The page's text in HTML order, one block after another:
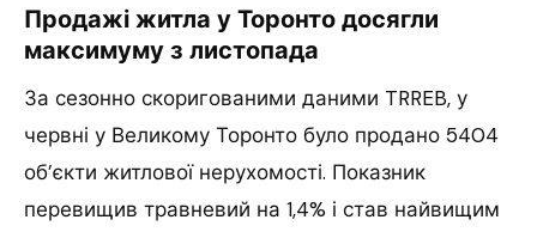
Продажі житла у Торонто досягли
максимуму з листопада
За сезонно скоригованими даними TRREB, у
червні у Великому Торонто було продано 5404
об’єкти житлової нерухомості. Показник
перевищив травневий на 1,4% і став найвищим